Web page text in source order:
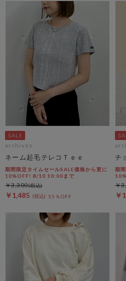
archives
ネーム起毛テレコＴｅｅ
期間限定タイムセールSALE価格から更に
10%OFF! 8/10 10:00まで
￥1,485 55％OFF
￥3,300
チ
期
￥
￥